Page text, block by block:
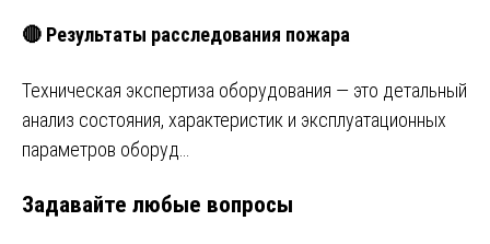
🔴 Результаты расследования пожара
Техническая экспертиза оборудования — это детальный
анализ состояния, характеристик и эксплуатационных
параметров оборуд…
Задавайте любые вопросы